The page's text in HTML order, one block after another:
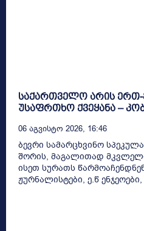
საქართველო არის
უსაფრთხო ქვეყანა –
06 Აგვისტო 2026, 16:46
ბევრი სამარცხვინო
შორის, მაგალითად
ისეთ სურათს
ჟურნალისტები, ე.წ ენჯეოები,